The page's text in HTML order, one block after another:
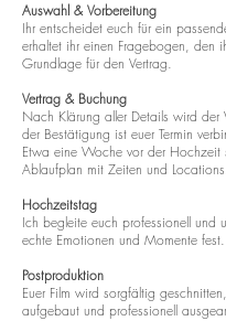
Auswahl & Vorbereitung
Ihr entscheidet euch für ein
erhaltet ihr einen Fragebogen, den
Grundlage für den Vertrag.
Vertrag & Buchung
Nach Klärung aller Details wird der
der Bestätigung ist euer Termin
Etwa eine Woche vor der Hochzeit
Ablaufplan mit Zeiten und
Hochzeitstag
Ich begleite euch professionell und
echte Emotionen und Momente fest.
Postproduktion
Euer Film wird sorgfältig
aufgebaut und professionell